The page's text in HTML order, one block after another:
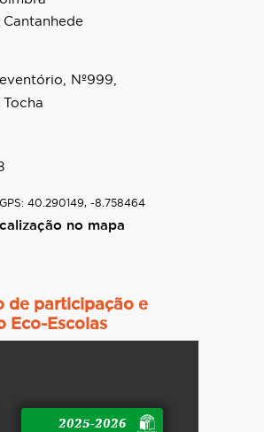
Cantanhede
Nº999,
40.290149, -8.758464
no mapa
de participação e
Eco-Escolas
2025-2026